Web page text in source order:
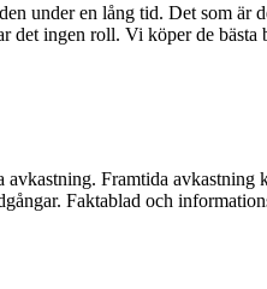
under en lång tid. Det som
det ingen roll. Vi köper de
Framtida
Faktablad och